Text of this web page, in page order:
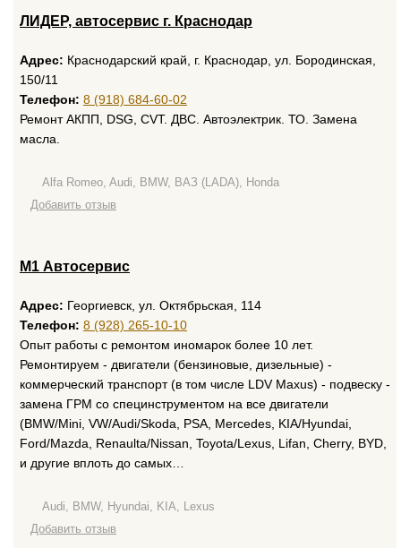
ЛИДЕР, автосервис г. Краснодар
Адрес: Краснодарский край, г. Краснодар, ул. Бородинская,
150/11
Телефон: 8 (918) 684-60-02
Ремонт АКПП, DSG, CVT. ДВС. Автоэлектрик. ТО. Замена
масла.
Alfa Romeo, Audi, BMW, ВАЗ (LADA), Honda
Добавить отзыв
М1 Автосервис
Адрес: Георгиевск, ул. Октябрьская, 114
Телефон: 8 (928) 265-10-10
Опыт работы с ремонтом иномарок более 10 лет.
Ремонтируем - двигатели (бензиновые, дизельные) -
коммерческий транспорт (в том числе LDV Maxus) - подвеску -
замена ГРМ со специнструментом на все двигатели
(BMW/Mini, VW/Audi/Skoda, PSA, Mercedes, KIA/Hyundai,
Ford/Mazda, Renaulta/Nissan, Toyota/Lexus, Lifan, Cherry, BYD,
и другие вплоть до самых…
Audi, BMW, Hyundai, KIA, Lexus
Добавить отзыв